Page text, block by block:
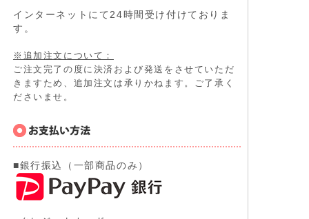
インターネットにて24時間受け付けておりま
す。
※追加注文について：
ご注文完了の度に決済および発送をさせていただ
きますため、追加注文は承りかねます。ご了承く
ださいませ。
■銀行振込（一部商品のみ）